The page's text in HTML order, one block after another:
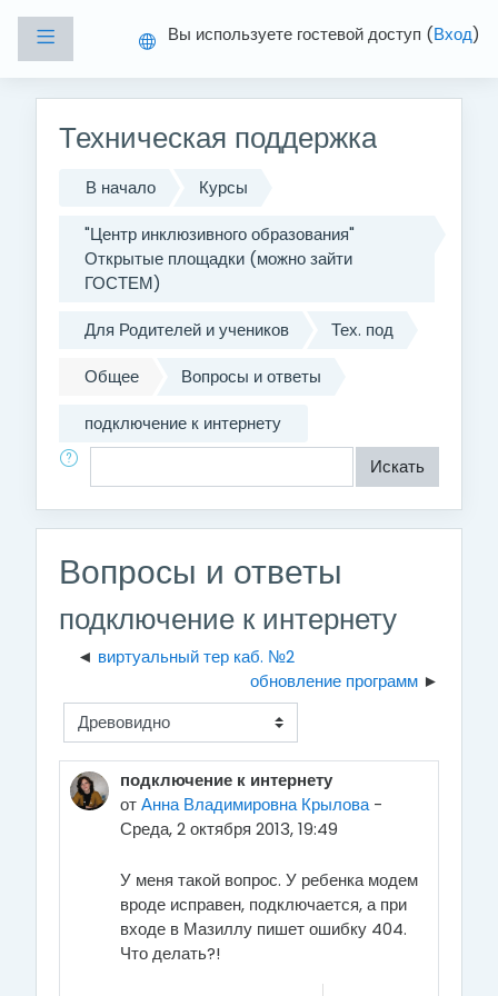
Боковая панельВы используете гостевой доступ (Вход)
Техническая поддержка
В начало
Курсы
"Центр инклюзивного образования"
Открытые площадки (можно зайти
ГОСТЕМ)
Для Родителей и учеников
Тех. под
Общее
Вопросы и ответы
подключение к интернету
Поиск по форумам
Искать
Вопросы и ответы
подключение к интернету
виртуальный тер каб. №2
обновление программ
Режим отображения
подключение к интернету
отАнна Владимировна Крылова-
Среда, 2 октября 2013, 19:49
У меня такой вопрос. У ребенка модем
вроде исправен, подключается, а при
входе в Мазиллу пишет ошибку 404.
Что делать?!